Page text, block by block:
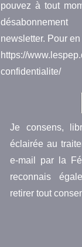
pouvez à tout
newsletter. Pour
https://
confidentialite/
Je consens,
éclairée au
e-mail par la
reconnais
retirer tout